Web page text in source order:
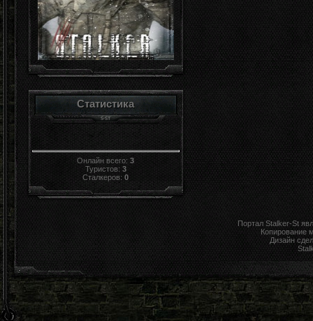
Статистика
Онлайн всего:3
Туристов: 3
Сталкеров:0
Портал Stalker-St
Копирование
Дизайн